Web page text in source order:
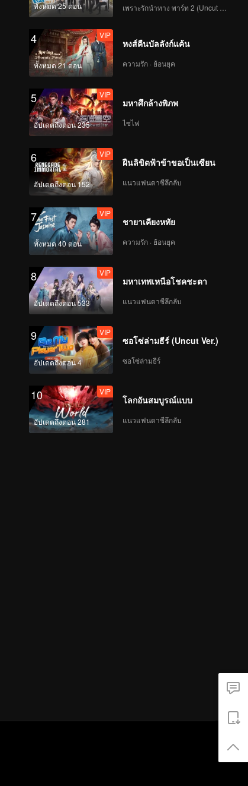
ทั้งหมด 25 ตอน
4
ทั้งหมด 21 ตอน
VIP
หงส์คืนบัลลังก์แค้น
ความรัก · ย้อนยุค
5
อัปเดตถึงตอน 235
VIP
มหาศึกล้างพิภพ
ไซไฟ
6
อัปเดตถึงตอน 152
VIP
ฝืนลิขิตฟ้าข้าขอเป็นเซียน
แนวแฟนตาซีลึกลับ
7
ทั้งหมด 40 ตอน
VIP
ชายาเคียงหทัย
ความรัก · ย้อนยุค
8
อัปเดตถึงตอน 533
VIP
มหาเทพเหนือโชคชะตา
แนวแฟนตาซีลึกลับ
9
อัปเดตถึงตอน 4
VIP
ซอโซ่ล่ามธีร์ (Uncut Ver.)
ซอโซ่ล่ามธีร์
10
อัปเดตถึงตอน 281
VIP
โลกอันสมบูรณ์แบบ
แนวแฟนตาซีลึกลับ